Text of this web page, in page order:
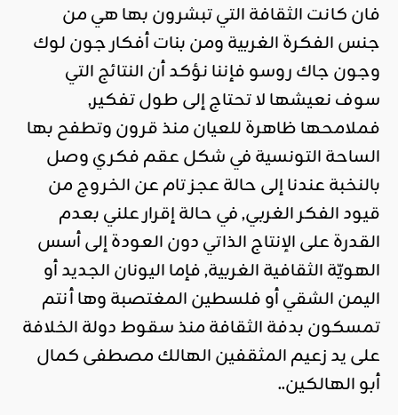
فان كانت الثقافة التي تبشرون بها هي من
جنس الفكرة الغربية ومن بنات أفكار جون لوك
وجون جاك روسو فإننا نؤكد أن النتائج التي
سوف نعيشها لا تحتاج إلى طول تفكير,
فملامحها ظاهرة للعيان منذ قرون وتطفح بها
الساحة التونسية في شكل عقم فكري وصل
بالنخبة عندنا إلى حالة عجز تام عن الخروج من
قيود الفكر الغربي, في حالة إقرار علني بعدم
القدرة على الإنتاج الذاتي دون العودة إلى أسس
الهويّة الثقافية الغربية, فإما اليونان الجديد أو
اليمن الشقي أو فلسطين المغتصبة وها أنتم
تمسكون بدفة الثقافة منذ سقوط دولة الخلافة
على يد زعيم المثقفين الهالك مصطفى كمال
أبو الهالكين..